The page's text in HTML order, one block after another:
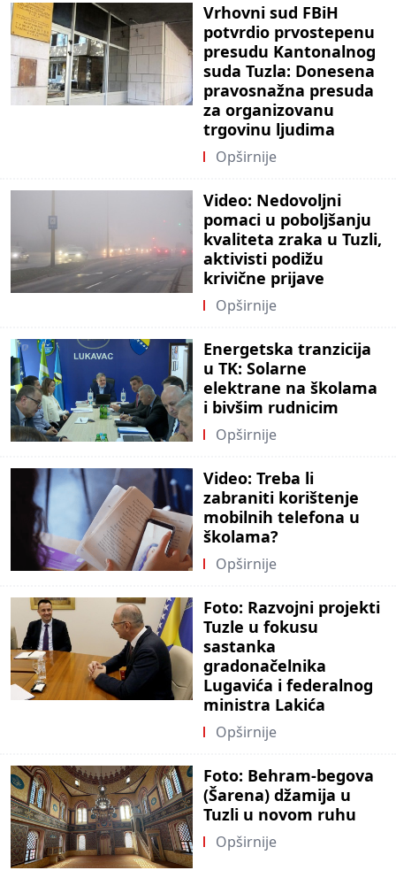
Vrhovni sud FBiH
potvrdio prvostepenu
presudu Kantonalnog
suda Tuzla: Donesena
pravosnažna presuda
za organizovanu
trgovinu ljudima
Opširnije
Video: Nedovoljni
pomaci u poboljšanju
kvaliteta zraka u Tuzli,
aktivisti podižu
krivične prijave
Opširnije
Energetska tranzicija
u TK: Solarne
elektrane na školama
i bivšim rudnicim
Opširnije
Video: Treba li
zabraniti korištenje
mobilnih telefona u
školama?
Opširnije
Foto: Razvojni projekti
Tuzle u fokusu
sastanka
gradonačelnika
Lugavića i federalnog
ministra Lakića
Opširnije
Foto: Behram-begova
(Šarena) džamija u
Tuzli u novom ruhu
Opširnije